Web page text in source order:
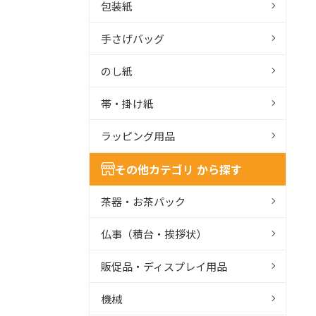
包装紙
手さげバッグ
のし紙
帯・掛け紙
ラッピング用品
その他カテゴリ から探す
茶器・お茶パック
仏事（積台・挨拶状）
販促品・ディスプレイ用品
機械